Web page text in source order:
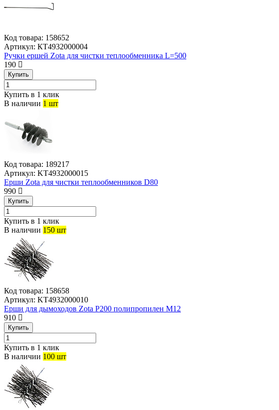
Код товара: 158652
Артикул: КТ4932000004
Ручки ершей Zota для чистки теплообменника L=500
190
Купить
Купить в 1 клик
В наличии 1 шт
Код товара: 189217
Артикул: KT4932000015
Ерши Zota для чистки теплообменников D80
990
Купить
Купить в 1 клик
В наличии 150 шт
Код товара: 158658
Артикул: KT4932000010
Ерши для дымоходов Zota P200 полипропилен М12
910
Купить
Купить в 1 клик
В наличии 100 шт